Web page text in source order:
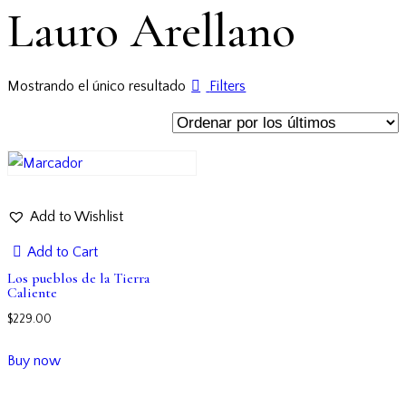
Lauro Arellano
Mostrando el único resultado Filters
Add to Wishlist
Add to Cart
Los pueblos de la Tierra
Caliente
$229.00
Buy now